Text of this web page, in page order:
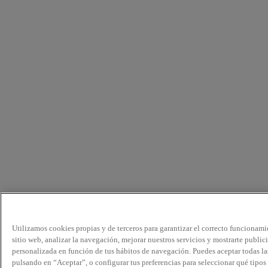
Utilizamos cookies propias y de terceros para garantizar el correcto
sitio web, analizar la navegación, mejorar nuestros servicios y mostrarte
personalizada en función de tus hábitos de navegación. Puedes aceptar todas
pulsando en “Aceptar”, o configurar tus preferencias para seleccionar qué tipos